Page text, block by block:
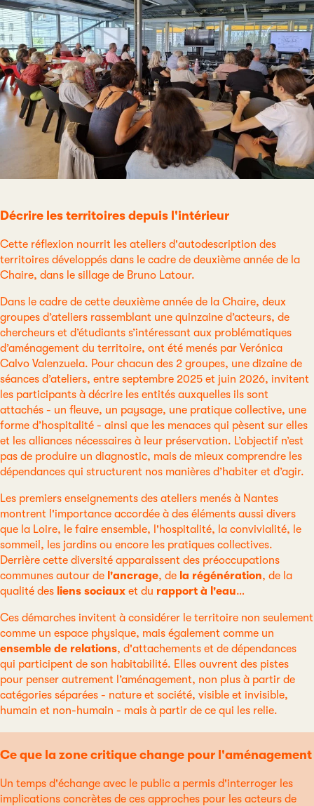
Décrire les territoires depuis l'intérieur
Cette réflexion nourrit les ateliers d'autodescription des
territoires développés dans le cadre de deuxième année de la
Chaire, dans le sillage de Bruno Latour.
Dans le cadre de cette deuxième année de la Chaire, deux
groupes d’ateliers rassemblant une quinzaine d’acteurs, de
chercheurs et d’étudiants s’intéressant aux problématiques
d’aménagement du territoire, ont été menés par Verónica
Calvo Valenzuela. Pour chacun des 2 groupes, une dizaine de
séances d’ateliers, entre septembre 2025 et juin 2026, invitent
les participants à décrire les entités auxquelles ils sont
attachés - un fleuve, un paysage, une pratique collective, une
forme d’hospitalité - ainsi que les menaces qui pèsent sur elles
et les alliances nécessaires à leur préservation. L’objectif n’est
pas de produire un diagnostic, mais de mieux comprendre les
dépendances qui structurent nos manières d’habiter et d’agir.
Les premiers enseignements des ateliers menés à Nantes
montrent l'importance accordée à des éléments aussi divers
que la Loire, le faire ensemble, l'hospitalité, la convivialité, le
sommeil, les jardins ou encore les pratiques collectives.
Derrière cette diversité apparaissent des préoccupations
communes autour de l'ancrage, de la régénération, de la
qualité des liens sociaux et du rapport à l'eau…
Ces démarches invitent à considérer le territoire non seulement
comme un espace physique, mais également comme un
ensemble de relations, d'attachements et de dépendances
qui participent de son habitabilité. Elles ouvrent des pistes
pour penser autrement l’aménagement, non plus à partir de
catégories séparées - nature et société, visible et invisible,
humain et non-humain - mais à partir de ce qui les relie.
Ce que la zone critique change pour l'aménagement
Un temps d'échange avec le public a permis d'interroger les
implications concrètes de ces approches pour les acteurs de